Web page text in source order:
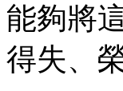
能夠將
得失、